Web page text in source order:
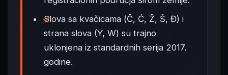
Slova sa kvačicama (Č, Ć, Ž, Š, Đ) i
strana slova (Y, W) su trajno
uklonjena iz standardnih serija 2017.
godine.